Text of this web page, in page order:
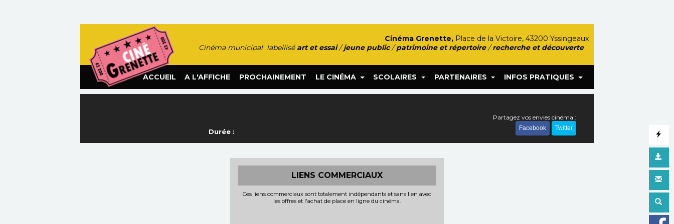
ACCUEIL A L'AFFICHE PROCHAINEMENT LE CINÉMA SCOLAIRES PARTENAIRES INFOS PRATIQUES
Cinéma Grenette, Place de la Victoire, 43200 Yssingeaux
Cinéma municipal labellisé art et essai/jeune public/patrimoine et répertoire/recherche et découverte
Durée :
Partagez vos envies cinéma :
Facebook Twitter
LIENS COMMERCIAUX
Ces liens commerciaux sont totalement indépendants et sans lien avec
les offres et l'achat de place en ligne du cinéma.